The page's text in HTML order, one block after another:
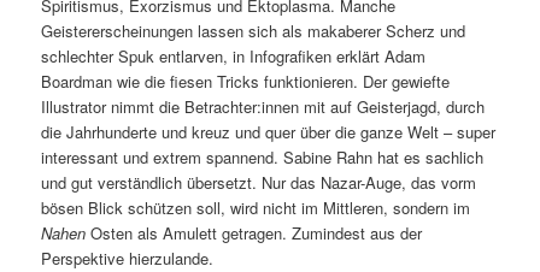
Spiritismus, Exorzismus und Ektoplasma. Manche
Geistererscheinungen lassen sich als makaberer Scherz und
schlechter Spuk entlarven, in Infografiken erklärt Adam
Boardman wie die fiesen Tricks funktionieren. Der gewiefte
Illustrator nimmt die Betrachter:innen mit auf Geisterjagd, durch
die Jahrhunderte und kreuz und quer über die ganze Welt – super
interessant und extrem spannend. Sabine Rahn hat es sachlich
und gut verständlich übersetzt. Nur das Nazar-Auge, das vorm
bösen Blick schützen soll, wird nicht im Mittleren, sondern im
Nahen Osten als Amulett getragen. Zumindest aus der
Perspektive hierzulande.